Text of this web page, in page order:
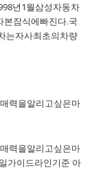
년1월삼성자동차
본잠식에빠진다.국
는자사최초의차량
력을알리고싶은마
력을알리고싶은마
가이드라인기준 아